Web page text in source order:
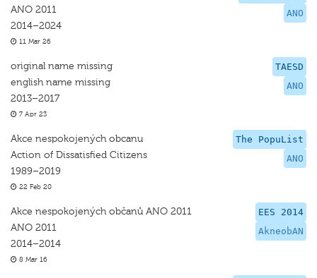
ANO
ANO 2011
2014–2024
11 Mar 26
TAESD
ANO
original name missing
english name missing
2013–2017
7 Apr 23
The PopuList
ANO
Akce nespokojených obcanu
Action of Dissatisfied Citizens
1989–2019
22 Feb 20
EES 2014
AkneobAN
Akce nespokojených občanů ANO 2011
ANO 2011
2014–2014
8 Mar 16